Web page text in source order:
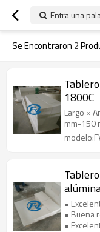
Entra una
Se Encontraron 2
1800C
Largo ×
mm-150
•
• Buena
•